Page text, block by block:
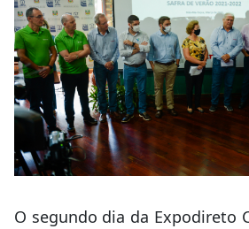
O segundo dia da Expodireto